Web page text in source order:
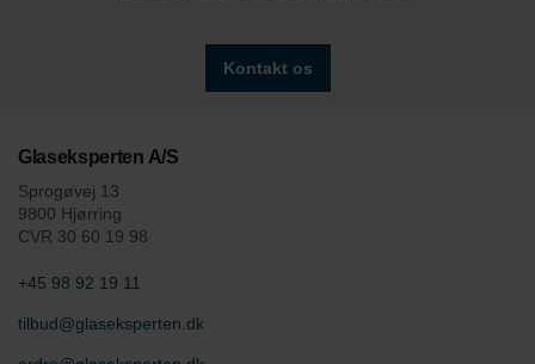
Kontakt os
Glaseksperten A/S
Sprogøvej 13
9800 Hjørring
CVR 30 60 19 98
+45 98 92 19 11
tilbud@glaseksperten.dk